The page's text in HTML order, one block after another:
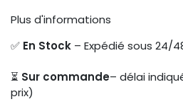
Plus d'informations
✅ En Stock – Expédié sous 24/
⏳ Sur commande– délai
prix)